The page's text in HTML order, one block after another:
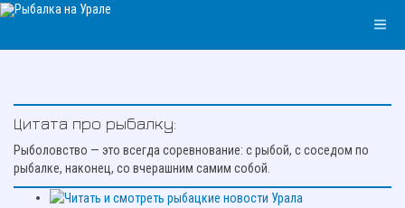
Цитата про рыбалку:
Рыболовство — это всегда соревнование: с рыбой, с соседом по
рыбалке, наконец, со вчерашним самим собой.